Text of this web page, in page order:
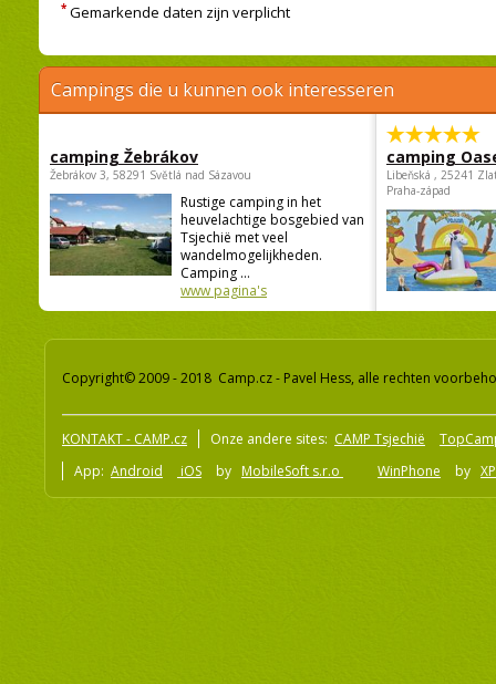
* Gemarkende daten zijn verplicht
Campings die u kunnen ook interesseren
camping Žebrákov
Žebrákov 3, 58291 Světlá nad Sázavou
Rustige camping in het
heuvelachtige bosgebied van
Tsjechië met veel
wandelmogelijkheden.
Camping ...
www pagina's
camping
Libeňská , 25241
Praha-západ
Copyright© 2009 - 2018 Camp.cz - Pavel Hess, alle rechten
KONTAKT - CAMP.cz Onze andere sites: CAMP Tsjechië
App: Android iOS by MobileSoft s.r.o WinPhone by